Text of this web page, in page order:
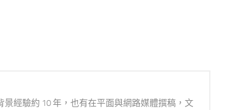
景經驗約 10 年，也有在平面與網路媒體撰稿，文